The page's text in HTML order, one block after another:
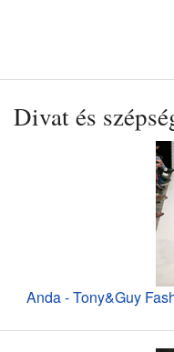
Divat és
Anda - Tony&Guy